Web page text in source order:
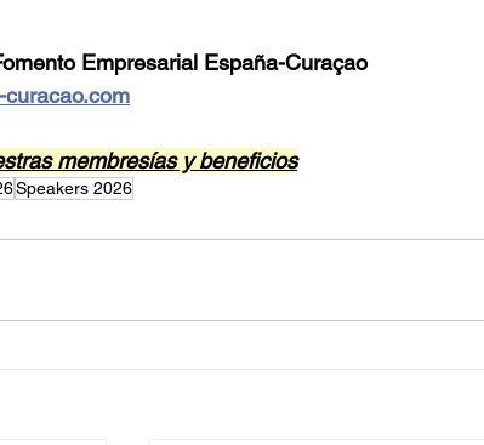
Empresarial España-Curaçao
membresías y beneficios
Speakers 2026